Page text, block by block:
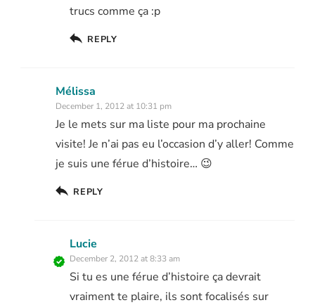
trucs comme ça :p
REPLY
Mélissa
December 1, 2012 at 10:31 pm
Je le mets sur ma liste pour ma prochaine
visite! Je n’ai pas eu l’occasion d’y aller! Comme
je suis une férue d’histoire… 😉
REPLY
Lucie
December 2, 2012 at 8:33 am
Si tu es une férue d’histoire ça devrait
vraiment te plaire, ils sont focalisés sur